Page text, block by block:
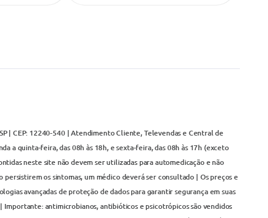
| CEP: 12240-540 | Atendimento Cliente, Televendas e Central de
a quinta-feira, das 08h às 18h, e sexta-feira, das 08h às 17h (exceto
neste site não devem ser utilizadas para automedicação e não
os sintomas, um médico deverá ser consultado | Os preços e
avançadas de proteção de dados para garantir segurança em suas
Importante: antimicrobianos, antibióticos e psicotrópicos são vendidos